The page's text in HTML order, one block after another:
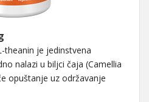
theanin je jedinstvena
nalazi u biljci čaja (Camellia
opuštanje uz održavanje